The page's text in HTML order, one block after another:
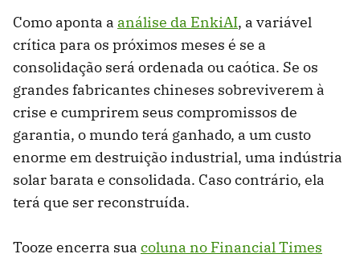
Como aponta a análise da EnkiAI, a variável
crítica para os próximos meses é se a
consolidação será ordenada ou caótica. Se os
grandes fabricantes chineses sobreviverem à
crise e cumprirem seus compromissos de
garantia, o mundo terá ganhado, a um custo
enorme em destruição industrial, uma indústria
solar barata e consolidada. Caso contrário, ela
terá que ser reconstruída.
Tooze encerra sua coluna no Financial Times